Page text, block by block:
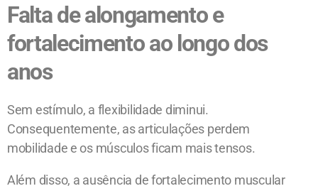
Falta de alongamento e
fortalecimento ao longo dos
anos
Sem estímulo, a flexibilidade diminui.
Consequentemente, as articulações perdem
mobilidade e os músculos ficam mais tensos.
Além disso, a ausência de fortalecimento muscular